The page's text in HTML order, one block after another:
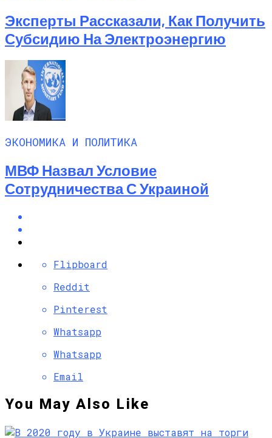
Эксперты Рассказали, Как Получить
Субсидию На Электроэнергию
ЭКОНОМИКА И ПОЛИТИКА
МВФ Назвал Условие
Сотрудничества С Украиной
Flipboard
Reddit
Pinterest
Whatsapp
Whatsapp
Email
You May Also Like